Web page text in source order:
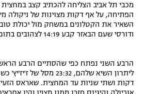
מכבי תל אביב הצליחה להכתיב קצב
הפתיחה, על אף דקות מצוינות של ניקולה
השאיר את הקטלונים במשחק מול יכולת
ודורסי שעם הבאזר קבע 14:19 לצהובים בתום הרבע הראשון.
הרבע השני נפתח כפי שהסתיים הרבע
ליתרון השיא שלהם, 23:32
דקות ושתי שניות עד המחצית. שאראס